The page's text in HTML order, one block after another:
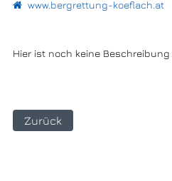
www.bergrettung-koeflach.at
Hier ist noch keine Beschreibung
Zurück